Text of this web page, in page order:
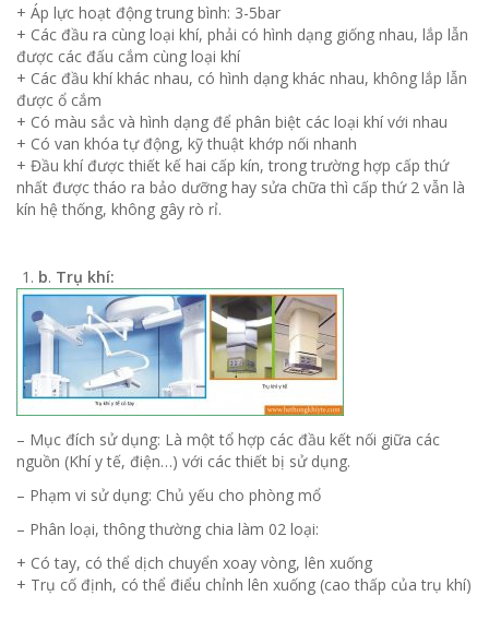
+ Áp lực hoạt động trung bình: 3-5bar
+ Các đầu ra cùng loại khí, phải có hình dạng giống nhau, lắp lẫn
được các đấu cắm cùng loại khí
+ Các đầu khí khác nhau, có hình dạng khác nhau, không lắp lẫn
được ổ cắm
+ Có màu sắc và hình dạng để phân biệt các loại khí với nhau
+ Có van khóa tự động, kỹ thuật khớp nối nhanh
+ Đầu khí được thiết kế hai cấp kín, trong trường hợp cấp thứ
nhất được tháo ra bảo dưỡng hay sửa chữa thì cấp thứ 2 vẫn là
kín hệ thống, không gây rò rỉ.
b. Trụ khí:
– Mục đích sử dụng: Là một tổ hợp các đầu kết nối giữa các
nguồn (Khí y tế, điện…) với các thiết bị sử dụng.
– Phạm vi sử dụng: Chủ yếu cho phòng mổ
– Phân loại, thông thường chia làm 02 loại:
+ Có tay, có thể dịch chuyển xoay vòng, lên xuống
+ Trụ cố định, có thể điểu chỉnh lên xuống (cao thấp của trụ khí)